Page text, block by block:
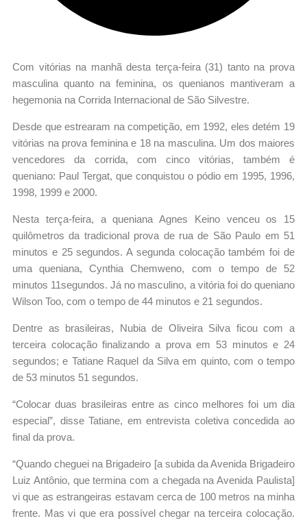
Com vitórias na manhã desta terça-feira (31) tanto na prova
masculina quanto na feminina, os quenianos mantiveram a
hegemonia na Corrida Internacional de São Silvestre.
Desde que estrearam na competição, em 1992, eles detém 19
vitórias na prova feminina e 18 na masculina. Um dos maiores
vencedores da corrida, com cinco vitórias, também é
queniano: Paul Tergat, que conquistou o pódio em 1995, 1996,
1998, 1999 e 2000.
Nesta terça-feira, a queniana Agnes Keino venceu os 15
quilômetros da tradicional prova de rua de São Paulo em 51
minutos e 25 segundos. A segunda colocação também foi de
uma queniana, Cynthia Chemweno, com o tempo de 52
minutos 11segundos. Já no masculino, a vitória foi do queniano
Wilson Too, com o tempo de 44 minutos e 21 segundos.
Dentre as brasileiras, Nubia de Oliveira Silva ficou com a
terceira colocação finalizando a prova em 53 minutos e 24
segundos; e Tatiane Raquel da Silva em quinto, com o tempo
de 53 minutos 51 segundos.
“Colocar duas brasileiras entre as cinco melhores foi um dia
especial”, disse Tatiane, em entrevista coletiva concedida ao
final da prova.
“Quando cheguei na Brigadeiro [a subida da Avenida Brigadeiro
Luiz Antônio, que termina com a chegada na Avenida Paulista]
vi que as estrangeiras estavam cerca de 100 metros na minha
frente. Mas vi que era possível chegar na terceira colocação.